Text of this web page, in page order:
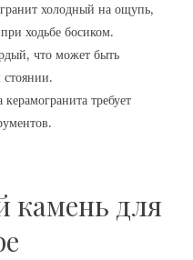
холодный на ощупь,
ходьбе босиком.
что может быть
керамогранита требует
камень для